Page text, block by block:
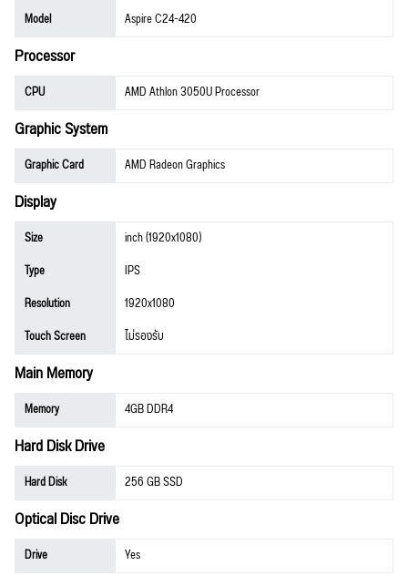
Model
Aspire C24-420
Processor
CPU AMD Athlon 3050U Processor
Graphic System
Graphic Card AMD Radeon Graphics
Display
Size
inch (1920x1080)
Type
IPS
Resolution
1920x1080
Touch Screen
ไม่รองรับ
Main Memory
Memory 4GB DDR4
Hard Disk Drive
Hard Disk 256 GB SSD
Optical Disc Drive
Drive Yes